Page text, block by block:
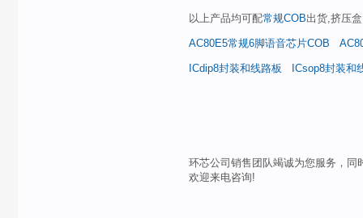
以上产品均可配常规COB出货,挤压
AC80E5常规6脚语音芯片COB
ICdip8封装和线路板 ICsop8封装和
环芯公司销售团队竭诚为您服务，
欢迎来电咨询!